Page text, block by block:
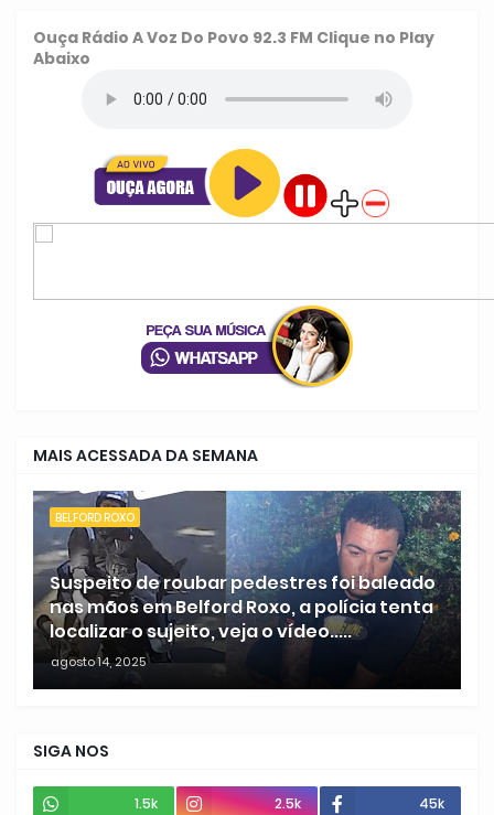
Ouça Rádio A Voz Do Povo 92.3 FM Clique no Play
Abaixo
MAIS ACESSADA DA SEMANA
BELFORD ROXO
Suspeito de roubar pedestres foi baleado
nas mãos em Belford Roxo, a polícia tenta
localizar o sujeito, veja o vídeo.....
agosto 14, 2025
SIGA NOS
1.5k 2.5k 45k